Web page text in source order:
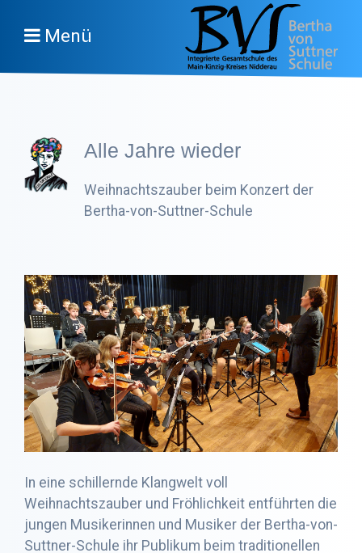
Menü
Alle Jahre wieder
Weihnachtszauber beim Konzert der
Bertha-von-Suttner-Schule
In eine schillernde Klangwelt voll
Weihnachtszauber und Fröhlichkeit entführten die
jungen Musikerinnen und Musiker der Bertha-von-
Suttner-Schule ihr Publikum beim traditionellen